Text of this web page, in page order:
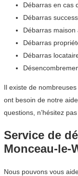
Débarras en cas
Débarras
Débarras
Débarras
Débarras
Il existe de
ont besoin de notre
questions, n’hésitez
Service de
Monceau-le-
Nous pouvons vous